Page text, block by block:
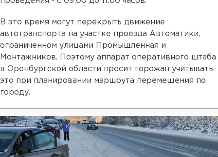
В это время могут перекрыть движение
автотранспорта на участке проезда Автоматики,
ограниченном улицами Промышленная и
Монтажников. Поэтому аппарат оперативного штаба
в Оренбургской области просит горожан учитывать
это при планировании маршрута перемещения по
городу.